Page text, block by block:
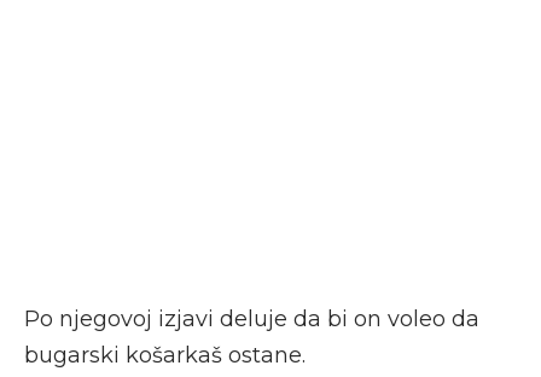
Po njegovoj izjavi deluje da bi on voleo da
bugarski košarkaš ostane.